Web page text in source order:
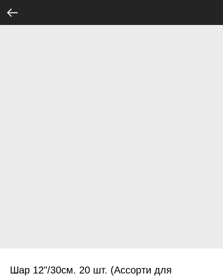
Шар 12"/30см. 20 шт. (Ассорти для